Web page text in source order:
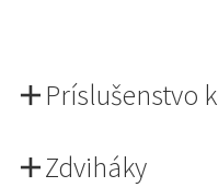
Príslušenstvo
Zdviháky